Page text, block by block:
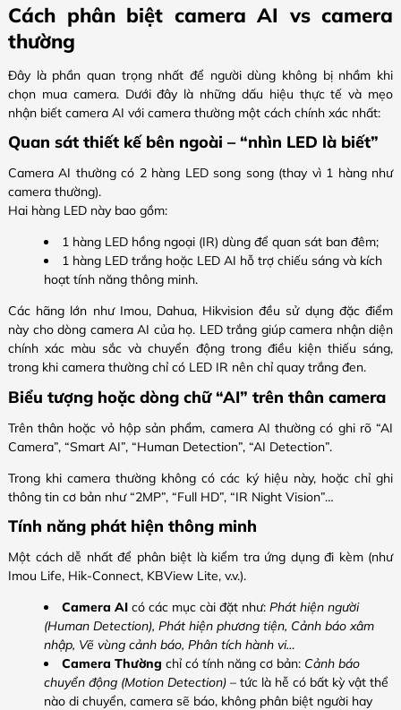
Cách phân biệt camera AI vs camera
thường
Đây là phần quan trọng nhất để người dùng không bị nhầm khi
chọn mua camera. Dưới đây là những dấu hiệu thực tế và mẹo
nhận biết camera AI với camera thường một cách chính xác nhất:
Quan sát thiết kế bên ngoài – “nhìn LED là biết”
Camera AI thường có 2 hàng LED song song (thay vì 1 hàng như
camera thường).
Hai hàng LED này bao gồm:
1 hàng LED hồng ngoại (IR) dùng để quan sát ban đêm;
1 hàng LED trắng hoặc LED AI hỗ trợ chiếu sáng và kích
hoạt tính năng thông minh.
Các hãng lớn như Imou, Dahua, Hikvision đều sử dụng đặc điểm
này cho dòng camera AI của họ. LED trắng giúp camera nhận diện
chính xác màu sắc và chuyển động trong điều kiện thiếu sáng,
trong khi camera thường chỉ có LED IR nên chỉ quay trắng đen.
Biểu tượng hoặc dòng chữ “AI” trên thân camera
Trên thân hoặc vỏ hộp sản phẩm, camera AI thường có ghi rõ “AI
Camera”, “Smart AI”, “Human Detection”, “AI Detection”.
Trong khi camera thường không có các ký hiệu này, hoặc chỉ ghi
thông tin cơ bản như “2MP”, “Full HD”, “IR Night Vision”…
Tính năng phát hiện thông minh
Một cách dễ nhất để phân biệt là kiểm tra ứng dụng đi kèm (như
Imou Life, Hik-Connect, KBView Lite, v.v.).
Camera AI có các mục cài đặt như: Phát hiện người
(Human Detection), Phát hiện phương tiện, Cảnh báo xâm
nhập, Vẽ vùng cảnh báo, Phân tích hành vi…
Camera Thường chỉ có tính năng cơ bản: Cảnh báo
chuyển động (Motion Detection) – tức là hễ có bất kỳ vật thể
nào di chuyển, camera sẽ báo, không phân biệt người hay